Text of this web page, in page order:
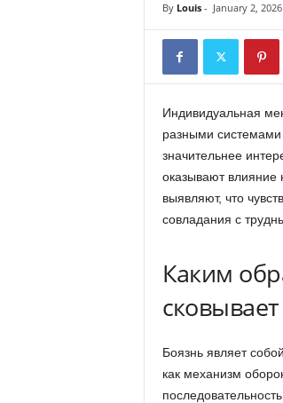
By Louis- January 2, 2026
Индивидуальная
разными системами
значительнее
оказывают
выявляют, что
совладания с
Каким
Боязнь являет
как механизм